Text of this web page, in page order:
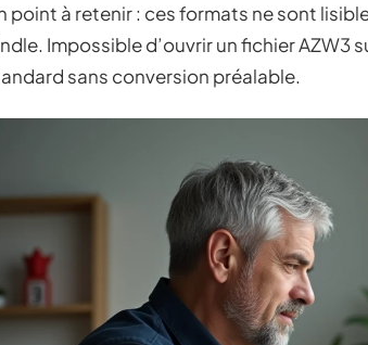
point à retenir : ces formats ne sont
Impossible d’ouvrir un fichier AZW3
sans conversion préalable.